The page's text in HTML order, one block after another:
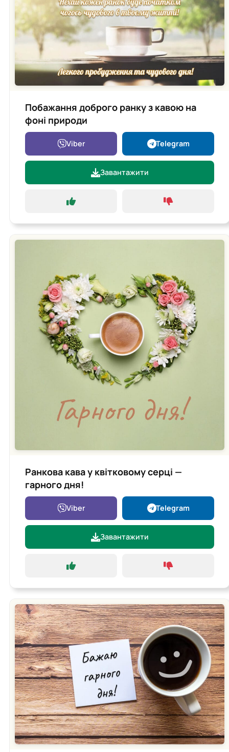
Побажання доброго ранку з кавою на
фоні природи
Viber Telegram
Завантажити
Ранкова кава у квітковому серці —
гарного дня!
Viber Telegram
Завантажити